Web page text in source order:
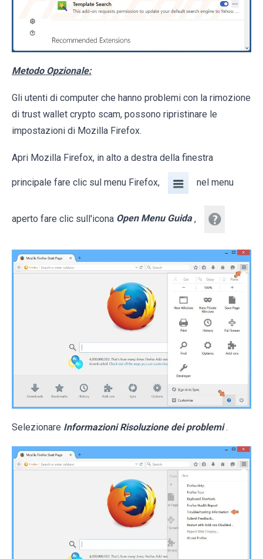
Metodo Opzionale:
Gli utenti di computer che hanno problemi con la rimozione
di trust wallet crypto scam, possono ripristinare le
impostazioni di Mozilla Firefox.
Apri Mozilla Firefox, in alto a destra della finestra
principale fare clic sul menu Firefox, nel menu
aperto fare clic sull'icona Open Menu Guida ,
Selezionare Informazioni Risoluzione dei problemi .